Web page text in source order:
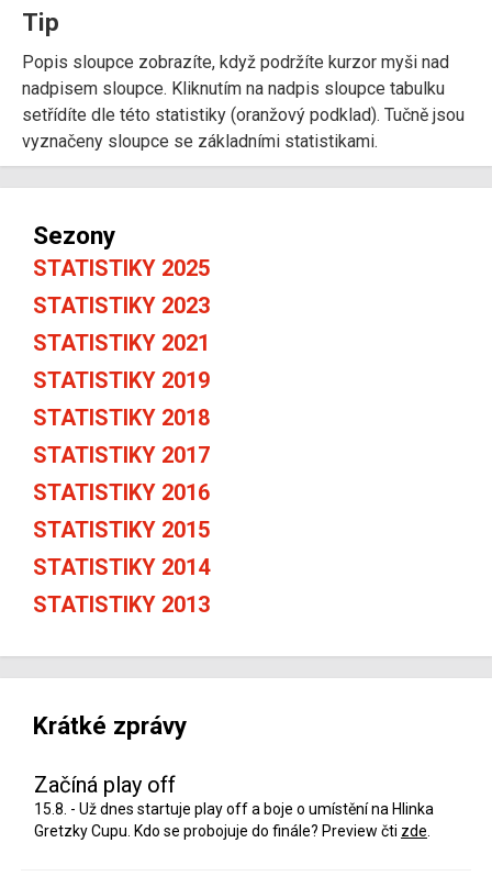
Tip
Popis sloupce zobrazíte, když podržíte kurzor myši nad
nadpisem sloupce. Kliknutím na nadpis sloupce tabulku
setřídíte dle této statistiky (oranžový podklad). Tučně jsou
vyznačeny sloupce se základními statistikami.
Sezony
STATISTIKY 2025
STATISTIKY 2023
STATISTIKY 2021
STATISTIKY 2019
STATISTIKY 2018
STATISTIKY 2017
STATISTIKY 2016
STATISTIKY 2015
STATISTIKY 2014
STATISTIKY 2013
Krátké zprávy
Začíná play off
15.8. - Už dnes startuje play off a boje o umístění na Hlinka
Gretzky Cupu. Kdo se probojuje do finále? Preview čti zde